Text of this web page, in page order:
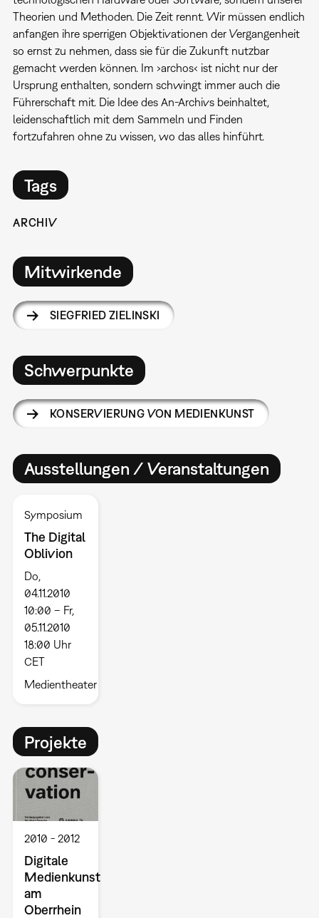
Theorien und Methoden. Die Zeit rennt. Wir müssen endlich
anfangen ihre sperrigen Objektivationen der Vergangenheit
so ernst zu nehmen, dass sie für die Zukunft nutzbar
gemacht werden können. Im ›archos‹ ist nicht nur der
Ursprung enthalten, sondern schwingt immer auch die
Führerschaft mit. Die Idee des An-Archivs beinhaltet,
leidenschaftlich mit dem Sammeln und Finden
fortzufahren ohne zu wissen, wo das alles hinführt.
Tags
ARCHIV
Mitwirkende
SIEGFRIED ZIELINSKI
Schwerpunkte
KONSERVIERUNG VON MEDIENKUNST
Ausstellungen / Veranstaltungen
Symposium
The Digital
Oblivion
Do,
04.11.2010
10:00 – Fr,
05.11.2010
18:00 Uhr
CET
Medientheater
Projekte
2010 2012
Digitale
Medienkunst
am
Oberrhein